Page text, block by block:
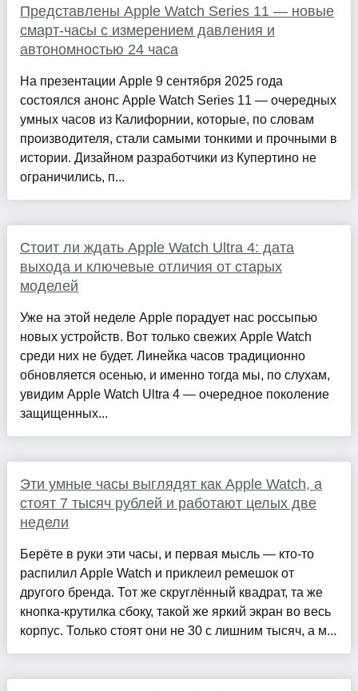
Представлены Apple Watch Series 11 — новые
смарт-часы с измерением давления и
автономностью 24 часа
На презентации Apple 9 сентября 2025 года
состоялся анонс Apple Watch Series 11 — очередных
умных часов из Калифорнии, которые, по словам
производителя, стали самыми тонкими и прочными в
истории. Дизайном разработчики из Купертино не
ограничились, п...
Стоит ли ждать Apple Watch Ultra 4: дата
выхода и ключевые отличия от старых
моделей
Уже на этой неделе Apple порадует нас россыпью
новых устройств. Вот только свежих Apple Watch
среди них не будет. Линейка часов традиционно
обновляется осенью, и именно тогда мы, по слухам,
увидим Apple Watch Ultra 4 — очередное поколение
защищенных...
Эти умные часы выглядят как Apple Watch, а
стоят 7 тысяч рублей и работают целых две
недели
Берёте в руки эти часы, и первая мысль — кто-то
распилил Apple Watch и приклеил ремешок от
другого бренда. Тот же скруглённый квадрат, та же
кнопка-крутилка сбоку, такой же яркий экран во весь
корпус. Только стоят они не 30 с лишним тысяч, а м...